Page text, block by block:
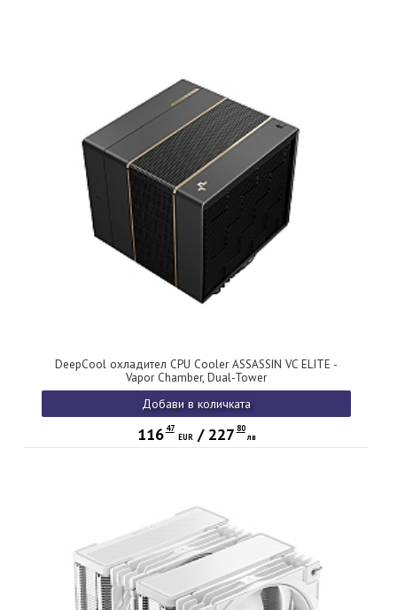
DeepCool охладител CPU Cooler ASSASSIN VC ELITE -
Vapor Chamber, Dual-Tower
Добави в количката
116 47
EUR/ 227 80
лв